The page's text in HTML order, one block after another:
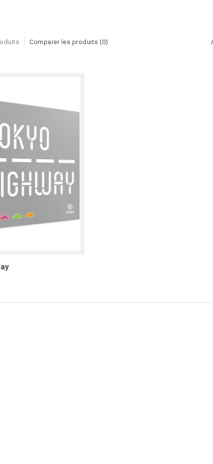
Comparer les produits (0)